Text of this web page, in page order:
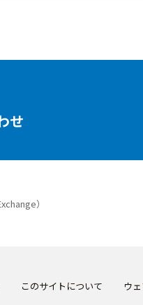
せ
）
このサイトについて ウ